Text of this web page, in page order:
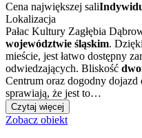
Cena największej sali
Lokalizacja
Pałac Kultury Zagłębia
województwie śląskim.
mieście, jest łatwo dostępny
odwiedzających. Bliskość
Centrum oraz dogodny dojazd
sprawiają, że jest to…
Czytaj więcej
Zobacz obiekt